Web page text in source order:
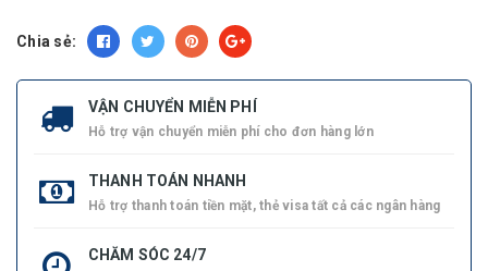
Chia sẻ:
VẬN CHUYỂN MIỄN PHÍ
Hỗ trợ vận chuyển miễn phí cho đơn hàng lớn
THANH TOÁN NHANH
Hỗ trợ thanh toán tiền mặt, thẻ visa tất cả các ngân hàng
CHĂM SÓC 24/7